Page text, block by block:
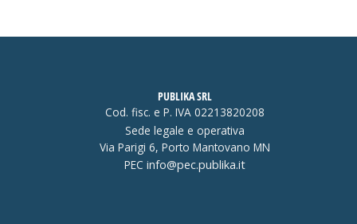
PUBLIKA SRL
Cod. fisc. e P. IVA 02213820208
Sede legale e operativa
Via Parigi 6, Porto Mantovano MN
PEC info@pec.publika.it